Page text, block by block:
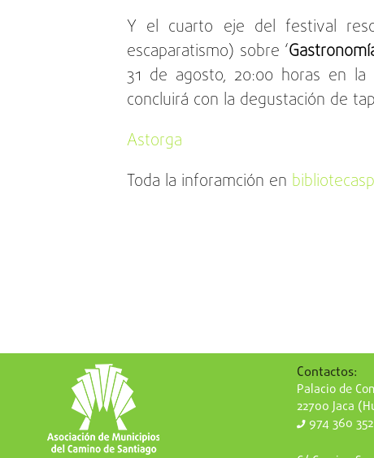
Y el cuarto eje del festival
escaparatismo) sobre ‘
31 de agosto, 20:00 horas en la
concluirá con la degustación de
Astorga
Toda la inforamción en
Contactos:
Palacio de
22700 Jaca
974 360 352